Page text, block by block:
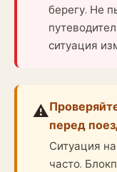
берегу. Не
ситуация
⚠️
перед
Ситуация
часто.